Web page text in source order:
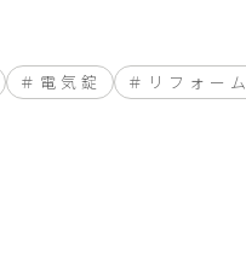
電気錠 リフォーム